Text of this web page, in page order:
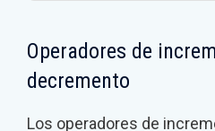
Operadores de
decremento
Los operadores de